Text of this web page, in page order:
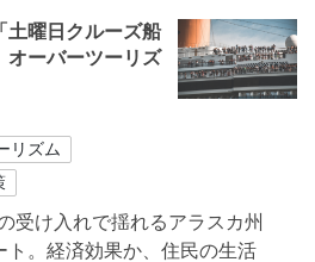
土曜日クルーズ船
オーバーツーリズ
リズム
受け入れで揺れるアラスカ州
ト。経済効果か、住民の生活